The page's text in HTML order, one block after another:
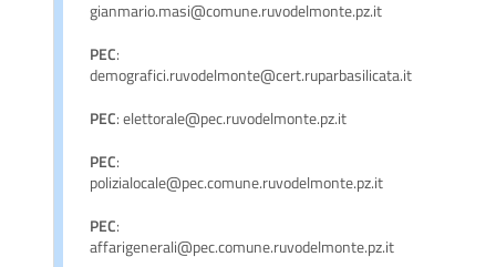
gianmario.masi@comune.ruvodelmonte.pz.it
PEC:
demografici.ruvodelmonte@cert.ruparbasilicata.it
PEC: elettorale@pec.ruvodelmonte.pz.it
PEC:
polizialocale@pec.comune.ruvodelmonte.pz.it
PEC:
affarigenerali@pec.comune.ruvodelmonte.pz.it